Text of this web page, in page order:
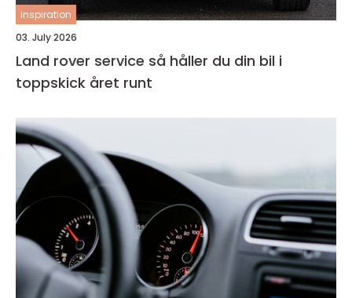
inspiration
03. July 2026
Land rover service så håller du din bil i
toppskick året runt